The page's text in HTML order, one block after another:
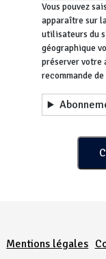
Vous pouvez
apparaître sur
utilisateurs du
géographique
préserver votre
recommande
Mentions légales